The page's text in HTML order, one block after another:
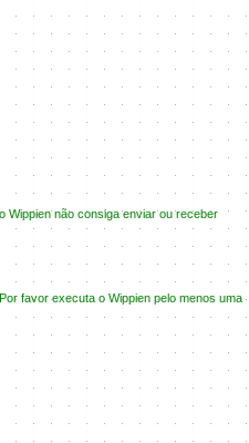
Wippien não consiga enviar ou receber
favor executa o Wippien pelo menos uma